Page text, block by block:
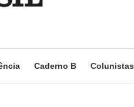
Caderno B Colunistas